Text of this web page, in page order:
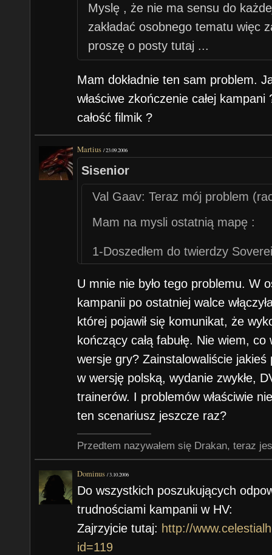
Myslę , że nie ma sensu do
zakładać osobnego tematu więc
proszę o posty tutaj ...
Teraz mój problem (raczej chyba
Mam na mysli ostatnią mapę :
1-Doszedłem do twierdzy
2-Rozpykałem herosami jego
3-Nastepnie rozpykałem jego :P
4-Teraz dostaję animację i
Arcymag(zapomniałem jak się
5-I teraz do rzeczy : Po animacji
pokonaniem sovereigna nie
pętlę i znów muszę atakować
tarczą) Jak dla mnie to
ponownie przejść te walki ?
dziwne ?
Ktoś jeszcze doszedł do końca
Mam dokładnie ten sam problem.
właściwe zkończenie całej
całość filmik ?
Martius /23.09.2006
Sisenior
Val Gaav: Teraz mój problem
Mam na mysli ostatnią mapę :
1-Doszedłem do twierdzy
3-Nastepnie rozpykałem jego :P
4-Teraz dostaję animację i
Arcymag(zapomniałem jak się
o bramie do właściwego świata i
5-I teraz do rzeczy : Po animacji
quest z pokonaniem sovereigna
i trafiam w pętlę i znów muszę
(wraz z ognista tarczą) Jak dla
bug .... a może trzeba ponownie
Chociaż to byłoby bardzo dziwne
Ktoś jeszcze doszedł do końca
Mam dokładnie ten sam
wygląda właściwe zkończenie
może jakiś wieńczący całość
U mnie nie było tego problemu. W
kampanii po ostatniej walce
której pojawił się komunikat, że
kończący całą fabułę. Nie wiem,
wersje gry? Zainstalowaliście
w wersję polską, wydanie zwykłe,
trainerów. I problemów właściwie
ten scenariusz jeszcze raz?
Przedtem nazywałem się Drakan, teraz
Dominus /3.10.2006
Do wszystkich poszukujących
trudnościami kampanii w HV:
Zajrzyjcie tutaj: http://
id=119